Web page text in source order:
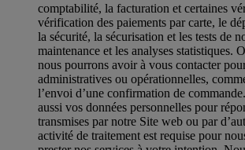
comptabilité, la facturation et certaines
vérification des paiements par carte, le
la sécurité, la sécurisation et les tests de
maintenance et les analyses statistiques.
nous pourrons avoir à vous contacter
administratives ou opérationnelles,
l’envoi d’une confirmation de
aussi vos données personnelles pour
transmises par notre Site web ou par
activité de traitement est requise pour